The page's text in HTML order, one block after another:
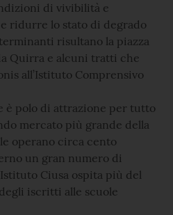
di vivibilità e
ridurre lo stato di degrado
risultano la piazza
Quirra e alcuni tratti che
all’Istituto Comprensivo
è polo di attrazione per tutto
mercato più grande della
operano circa cento
un gran numero di
Ciusa ospita più del
iscritti alle scuole